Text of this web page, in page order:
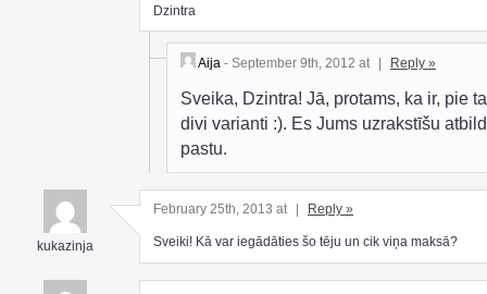
Dzintra
Aija - September 9th, 2012 at Reply »
Sveika, Dzintra! Jā, protams, ka ir, pie
divi varianti :). Es Jums uzrakstīšu
pastu.
kukazinja
February 25th, 2013 at Reply »
Sveiki! Kā var iegādāties šo tēju un cik viņa maksā?